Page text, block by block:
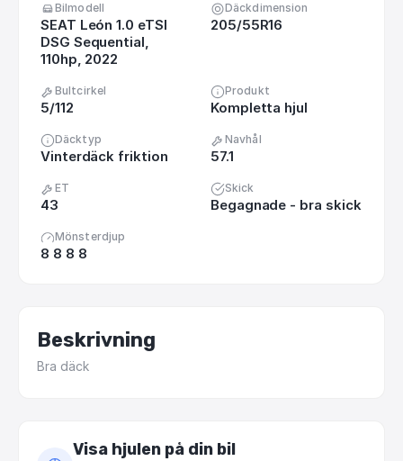
Bilmodell
SEAT León 1.0 eTSI
DSG Sequential,
110hp, 2022
Däckdimension
205/55R16
Bultcirkel
5/112
Produkt
Kompletta hjul
Däcktyp
Vinterdäck friktion
Navhål
57.1
ET
43
Skick
Begagnade - bra skick
Mönsterdjup
8 8 8 8
Beskrivning
Bra däck
Visa hjulen på din bil